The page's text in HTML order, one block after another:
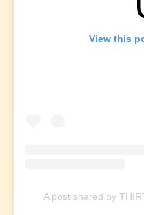
View this
A post shared by